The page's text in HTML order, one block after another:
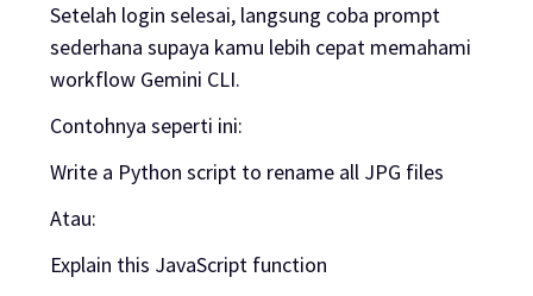
Setelah login selesai, langsung coba prompt
sederhana supaya kamu lebih cepat memahami
workflow Gemini CLI.
Contohnya seperti ini:
Write a Python script to rename all JPG files
Atau:
Explain this JavaScript function